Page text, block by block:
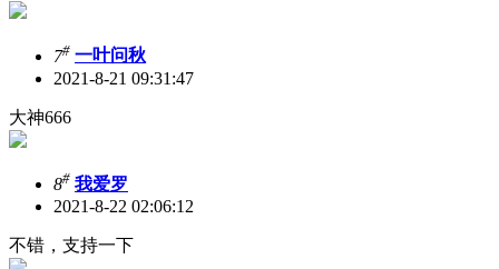
7# 一叶问秋
2021-8-21 09:31:47
大神666
8# 我爱罗
2021-8-22 02:06:12
不错，支持一下